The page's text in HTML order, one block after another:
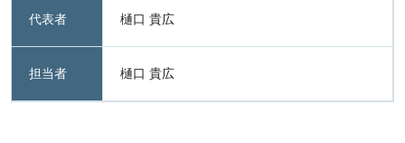
代表者 樋口 貴広
担当者 樋口 貴広